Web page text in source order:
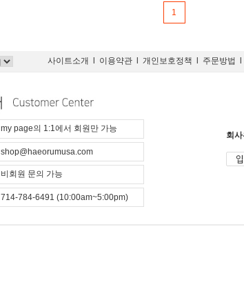
1
사이트소개 이용약관 개인보호정책 주문방법
회사
my page의 1:1에서 회원만 가능
shop@haeorumusa.com
비회원 문의 가능
714-784-6491 (10:00am~5:00pm)